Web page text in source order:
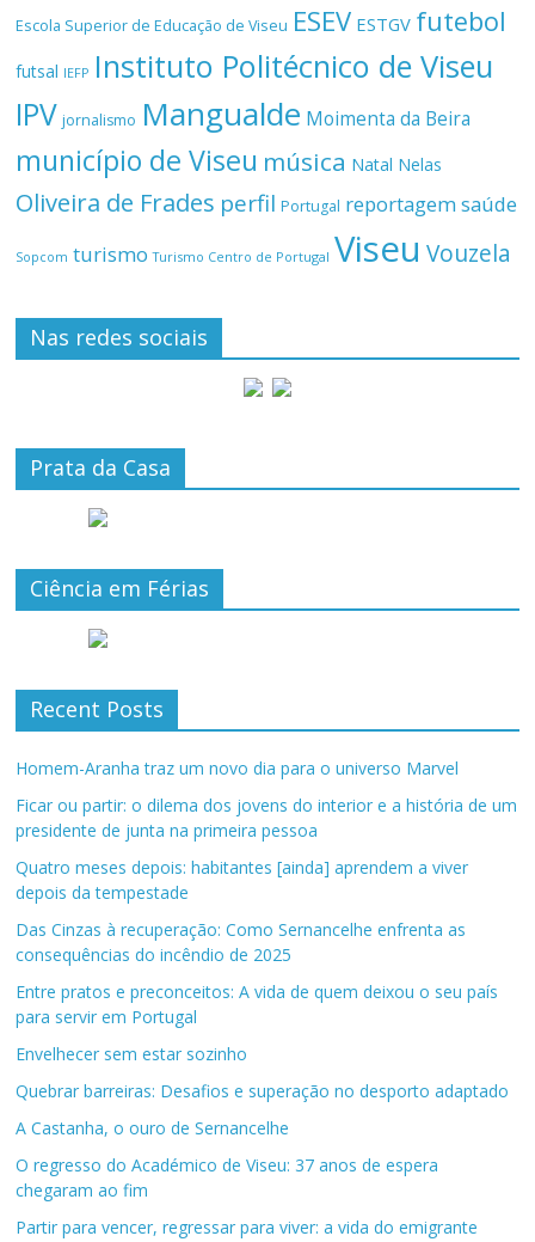
Escola Superior de Educação de Viseu ESEV ESTGV futebol
futsal IEFP Instituto Politécnico de Viseu
IPV jornalismo Mangualde Moimenta da Beira
município de Viseu música Natal Nelas
Oliveira de Frades perfil Portugal reportagemsaúde
Sopcom turismo Turismo Centro de Portugal Viseu Vouzela
Nas redes sociais
Prata da Casa
Ciência em Férias
Recent Posts
Homem-Aranha traz um novo dia para o universo Marvel
Ficar ou partir: o dilema dos jovens do interior e a história de um
presidente de junta na primeira pessoa
Quatro meses depois: habitantes [ainda] aprendem a viver
depois da tempestade
Das Cinzas à recuperação: Como Sernancelhe enfrenta as
consequências do incêndio de 2025
Entre pratos e preconceitos: A vida de quem deixou o seu país
para servir em Portugal
Envelhecer sem estar sozinho
Quebrar barreiras: Desafios e superação no desporto adaptado
A Castanha, o ouro de Sernancelhe
O regresso do Académico de Viseu: 37 anos de espera
chegaram ao fim
Partir para vencer, regressar para viver: a vida do emigrante